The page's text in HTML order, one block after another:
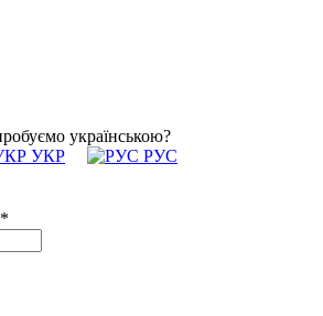
українською?
УКР
РУС
*